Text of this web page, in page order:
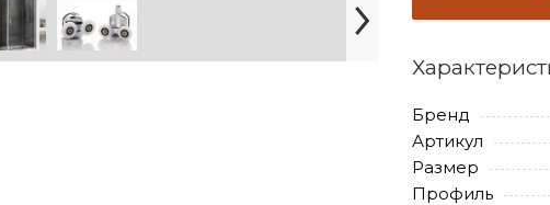
Бренд
Артикул
Размер
Профиль